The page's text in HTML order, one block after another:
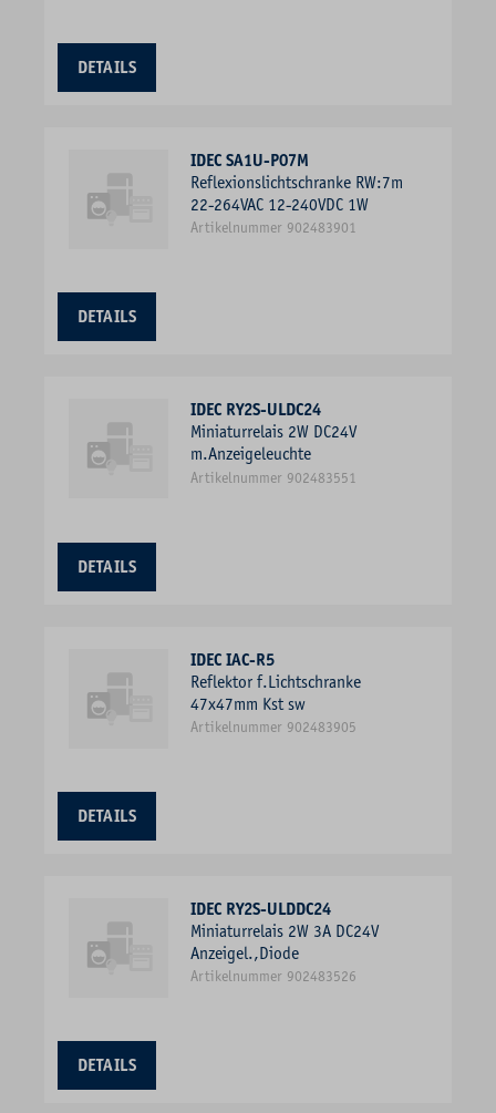
DETAILS
IDEC SA1U-P07M
Reflexionslichtschranke RW:7m
22-264VAC 12-240VDC 1W
Artikelnummer 902483901
DETAILS
IDEC RY2S-ULDC24
Miniaturrelais 2W DC24V
m.Anzeigeleuchte
Artikelnummer 902483551
DETAILS
IDEC IAC-R5
Reflektor f.Lichtschranke
47x47mm Kst sw
Artikelnummer 902483905
DETAILS
IDEC RY2S-ULDDC24
Miniaturrelais 2W 3A DC24V
Anzeigel.,Diode
Artikelnummer 902483526
DETAILS